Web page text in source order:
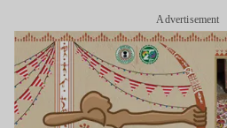
Advertisement